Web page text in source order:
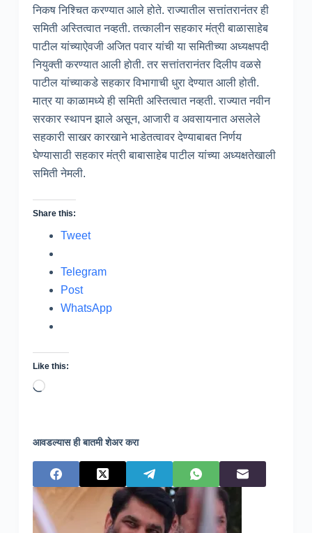
निकष निश्‍चित करण्यात आले होते. राज्यातील सत्तांतरानंतर ही
समिती अस्तित्वात नव्हती. तत्कालीन सहकार मंत्री बाळासाहेब
पाटील यांच्याऐवजी अजित पवार यांची या समितीच्या अध्यक्षपदी
नियुक्ती करण्यात आली होती. तर सत्तांतरानंतर दिलीप वळसे
पाटील यांच्याकडे सहकार विभागाची धुरा देण्यात आली होती.
मात्र या काळामध्ये ही समिती अस्तित्वात नव्हती. राज्यात नवीन
सरकार स्थापन झाले असून, आजारी व अवसायनात असलेले
सहकारी साखर कारखाने भाडेतत्‍वावर देण्याबाबत निर्णय
घेण्यासाठी सहकार मंत्री बाबासाहेब पाटील यांच्या अध्यक्षतेखाली
समिती नेमली.
Share this:
Tweet
Telegram
Post
WhatsApp
Like this:
Loading…
आवडल्यास ही बातमी शेअर करा